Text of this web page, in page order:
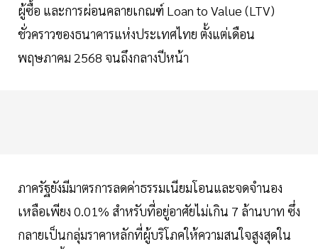
ผู้ซื้อ และการผ่อนคลายเกณฑ์ Loan to Value (LTV)
ชั่วคราวของธนาคารแห่งประเทศไทย ตั้งแต่เดือน
พฤษภาคม 2568 จนถึงกลางปีหน้า
ภาครัฐยังมีมาตรการลดค่าธรรมเนียมโอนและจดจำนอง
เหลือเพียง 0.01% สำหรับที่อยู่อาศัยไม่เกิน 7 ล้านบาท ซึ่ง
กลายเป็นกลุ่มราคาหลักที่ผู้บริโภคให้ความสนใจสูงสุดใน